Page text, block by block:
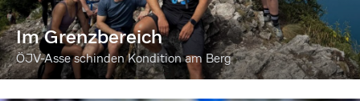
Im Grenzbereich
ÖJV-Asse schinden Kondition am Berg